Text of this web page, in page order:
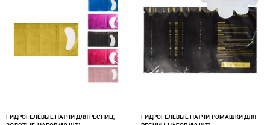
ГИДРОГЕЛЕВЫЕ ПАТЧИ ДЛЯ РЕСНИЦ,
ГИДРОГЕЛЕВЫЕ ПАТЧИ-РОМАШКИ ДЛЯ